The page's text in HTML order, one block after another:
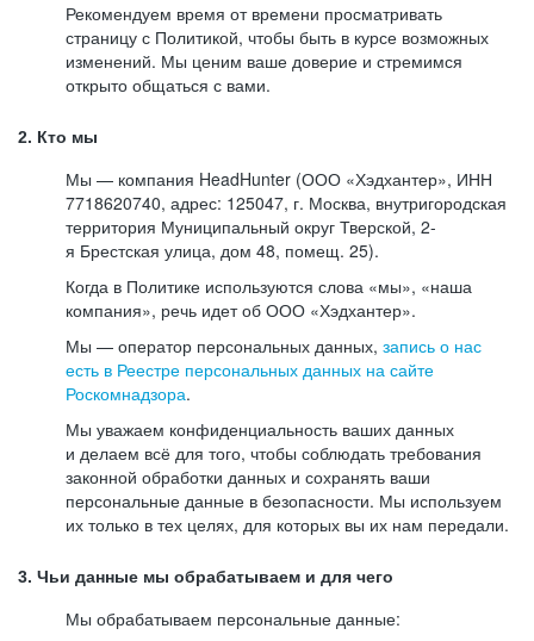
Рекомендуем время от времени просматривать
страницу с Политикой, чтобы быть в курсе возможных
изменений. Мы ценим ваше доверие и стремимся
открыто общаться с вами.
2. Кто мы
Мы — компания HeadHunter (ООО «Хэдхантер», ИНН
7718620740, адрес: 125047, г. Москва, внутригородская
территория Муниципальный округ Тверской, 2-
я Брестская улица, дом 48, помещ. 25).
Когда в Политике используются слова «мы», «наша
компания», речь идет об ООО «Хэдхантер».
Мы — оператор персональных данных, запись о нас
есть в Реестре персональных данных на сайте
Роскомнадзора.
Мы уважаем конфиденциальность ваших данных
и делаем всё для того, чтобы соблюдать требования
законной обработки данных и сохранять ваши
персональные данные в безопасности. Мы используем
их только в тех целях, для которых вы их нам передали.
3. Чьи данные мы обрабатываем и для чего
Мы обрабатываем персональные данные: